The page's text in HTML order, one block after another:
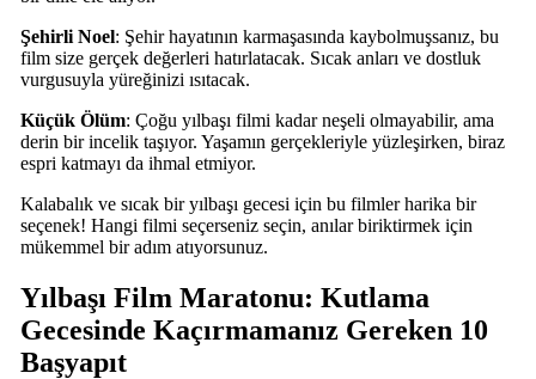
Şehirli Noel: Şehir hayatının karmaşasında kaybolmuşsanız, bu
film size gerçek değerleri hatırlatacak. Sıcak anları ve dostluk
vurgusuyla yüreğinizi ısıtacak.
Küçük Ölüm: Çoğu yılbaşı filmi kadar neşeli olmayabilir, ama
derin bir incelik taşıyor. Yaşamın gerçekleriyle yüzleşirken, biraz
espri katmayı da ihmal etmiyor.
Kalabalık ve sıcak bir yılbaşı gecesi için bu filmler harika bir
seçenek! Hangi filmi seçerseniz seçin, anılar biriktirmek için
mükemmel bir adım atıyorsunuz.
Yılbaşı Film Maratonu: Kutlama
Gecesinde Kaçırmamanız Gereken 10
Başyapıt